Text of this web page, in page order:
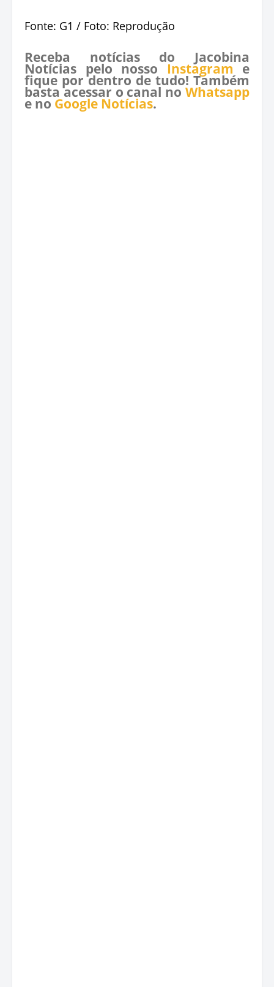
Fonte: G1 / Foto: Reprodução
Receba notícias do Jacobina
Notícias pelo nosso Instagram e
fique por dentro de tudo! Também
basta acessar o canal no Whatsapp
e no Google Notícias.